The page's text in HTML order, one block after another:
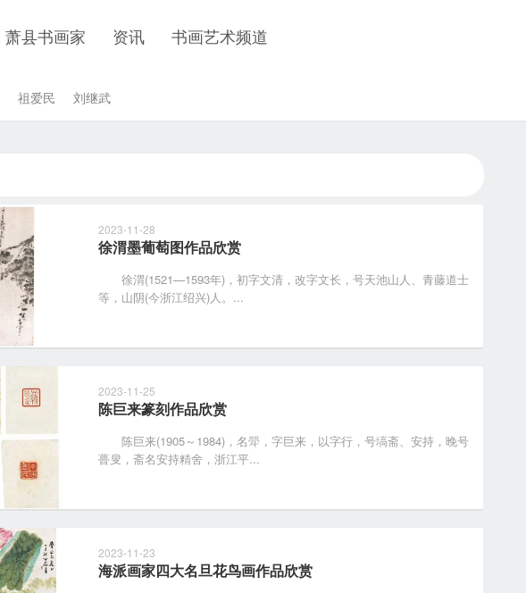
萧县书画家 资讯 书画艺术频道
祖爱民 刘继武
2023-11-28
徐渭墨葡萄图作品欣赏
徐渭(1521—1593年)，初字文清，改字文长，号天池山人、青藤道士
等，山阴(今浙江绍兴)人。...
2023-11-25
陈巨来篆刻作品欣赏
陈巨来(1905～1984)，名斝，字巨来，以字行，号塙斋、安持，晚号
瞢叟，斋名安持精舍，浙江平...
2023-11-23
海派画家四大名旦花鸟画作品欣赏